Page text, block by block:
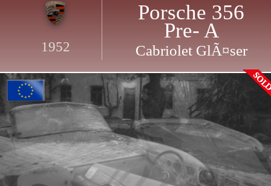
1952
Porsche 356
Pre- A
Cabriolet GlÃ¤ser